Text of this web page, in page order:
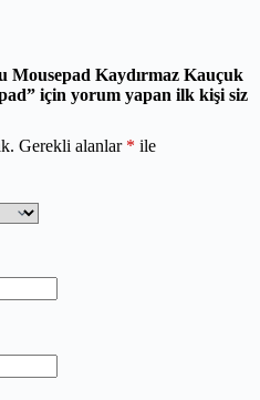
Mousepad Kaydırmaz Kauçuk
için yorum yapan ilk kişi siz
Gerekli alanlar * ile